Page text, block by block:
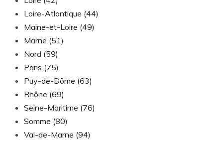
Loire-Atlantique (44)
Maine-et-Loire (49)
Marne (51)
Nord (59)
Paris (75)
Puy-de-Dôme (63)
Rhône (69)
Seine-Maritime (76)
Somme (80)
Val-de-Marne (94)